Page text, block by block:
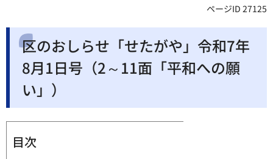
ページID 27125
区のおしらせ「せたがや」令和7年
8月1日号（2～11面「平和への願
い」）
目次